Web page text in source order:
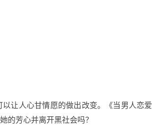
让人心甘情愿的做出改变。《当男人恋爱
的芳心并离开黑社会吗？